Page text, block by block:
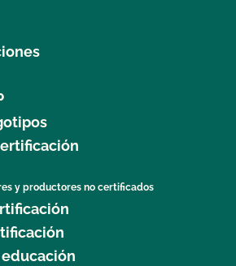
y productores no certificados